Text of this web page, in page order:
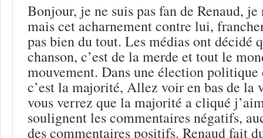
Bonjour, je ne suis pas fan de Renaud,
mais cet acharnement contre lui,
pas bien du tout. Les médias ont décidé
chanson, c’est de la merde et tout le
mouvement. Dans une élection
c’est la majorité, Allez voir en bas de la
vous verrez que la majorité a cliqué
soulignent les commentaires négatifs,
des commentaires positifs. Renaud fait